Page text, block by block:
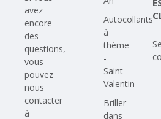
avez
encore
des
questions,
vous
pouvez
nous
contacter
à
Autocollants
à
thème
-
Saint-
Valentin
Briller
dans
Se